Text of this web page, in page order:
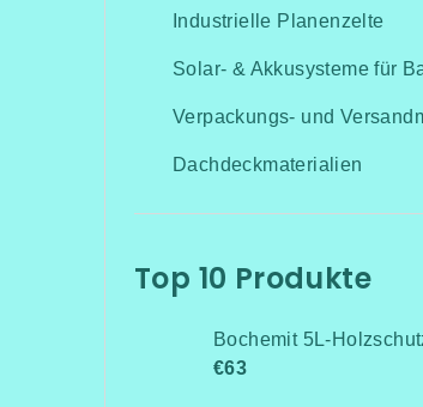
Industrielle Planenzelte
Solar- & Akkusysteme für
Verpackungs- und
Dachdeckmaterialien
Top 10 Produkte
€63